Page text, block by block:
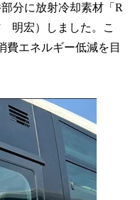
込
み
で
分に放射冷却素材「R
明宏）しました。こ
費エネルギー低減を目